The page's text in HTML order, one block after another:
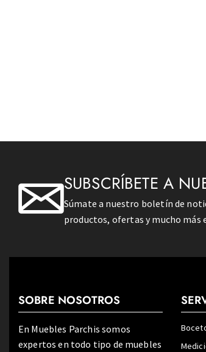
SUBSCRÍBETE A
Súmate a nuestro boletín de
productos, ofertas y mucho más
SOBRE NOSOTROS
En Muebles Parchis somos
expertos en todo tipo de muebles